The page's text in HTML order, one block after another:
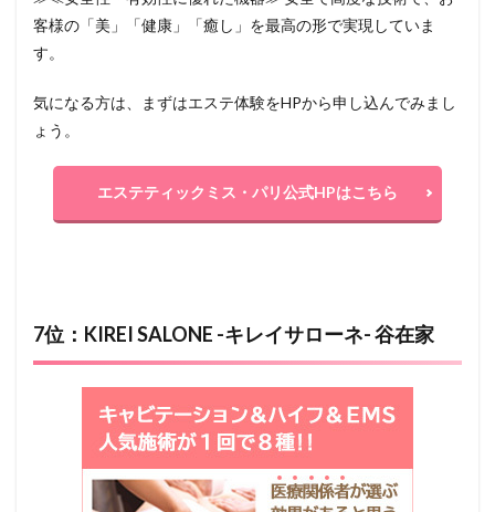
客様の「美」「健康」「癒し」を最高の形で実現していま
す。
気になる方は、まずはエステ体験をHPから申し込んでみまし
ょう。
エステティックミス・パリ公式HPはこちら
7位：KIREI SALONE -キレイサローネ- 谷在家